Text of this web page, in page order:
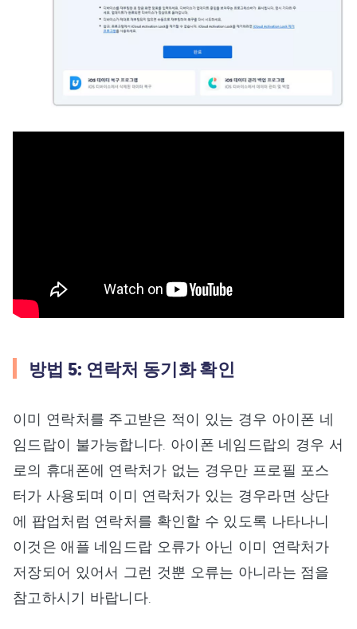
방법 5: 연락처 동기화 확인
이미 연락처를 주고받은 적이 있는 경우 아이폰 네
임드랍이 불가능합니다. 아이폰 네임드랍의 경우 서
로의 휴대폰에 연락처가 없는 경우만 프로필 포스
터가 사용되며 이미 연락처가 있는 경우라면 상단
에 팝업처럼 연락처를 확인할 수 있도록 나타나니
이것은 애플 네임드랍 오류가 아닌 이미 연락처가
저장되어 있어서 그런 것뿐 오류는 아니라는 점을
참고하시기 바랍니다.